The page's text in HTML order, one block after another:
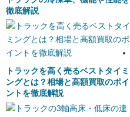
徹底解説
トラックを高く売るベストタイミ
ングとは？相場と高額買取のポイ
ントを徹底解説